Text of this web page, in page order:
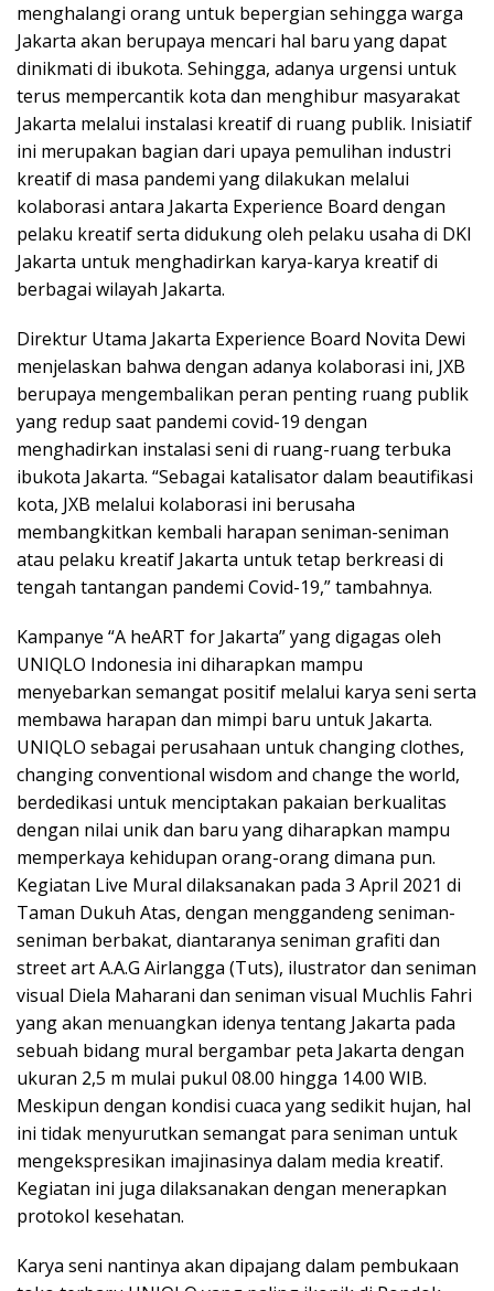
menghalangi orang untuk bepergian sehingga warga
Jakarta akan berupaya mencari hal baru yang dapat
dinikmati di ibukota. Sehingga, adanya urgensi untuk
terus mempercantik kota dan menghibur masyarakat
Jakarta melalui instalasi kreatif di ruang publik. Inisiatif
ini merupakan bagian dari upaya pemulihan industri
kreatif di masa pandemi yang dilakukan melalui
kolaborasi antara Jakarta Experience Board dengan
pelaku kreatif serta didukung oleh pelaku usaha di DKI
Jakarta untuk menghadirkan karya-karya kreatif di
berbagai wilayah Jakarta.
Direktur Utama Jakarta Experience Board Novita Dewi
menjelaskan bahwa dengan adanya kolaborasi ini, JXB
berupaya mengembalikan peran penting ruang publik
yang redup saat pandemi covid-19 dengan
menghadirkan instalasi seni di ruang-ruang terbuka
ibukota Jakarta. “Sebagai katalisator dalam beautifikasi
kota, JXB melalui kolaborasi ini berusaha
membangkitkan kembali harapan seniman-seniman
atau pelaku kreatif Jakarta untuk tetap berkreasi di
tengah tantangan pandemi Covid-19,” tambahnya.
Kampanye “A heART for Jakarta” yang digagas oleh
UNIQLO Indonesia ini diharapkan mampu
menyebarkan semangat positif melalui karya seni serta
membawa harapan dan mimpi baru untuk Jakarta.
UNIQLO sebagai perusahaan untuk changing clothes,
changing conventional wisdom and change the world,
berdedikasi untuk menciptakan pakaian berkualitas
dengan nilai unik dan baru yang diharapkan mampu
memperkaya kehidupan orang-orang dimana pun.
Kegiatan Live Mural dilaksanakan pada 3 April 2021 di
Taman Dukuh Atas, dengan menggandeng seniman-
seniman berbakat, diantaranya seniman grafiti dan
street art A.A.G Airlangga (Tuts), ilustrator dan seniman
visual Diela Maharani dan seniman visual Muchlis Fahri
yang akan menuangkan idenya tentang Jakarta pada
sebuah bidang mural bergambar peta Jakarta dengan
ukuran 2,5 m mulai pukul 08.00 hingga 14.00 WIB.
Meskipun dengan kondisi cuaca yang sedikit hujan, hal
ini tidak menyurutkan semangat para seniman untuk
mengekspresikan imajinasinya dalam media kreatif.
Kegiatan ini juga dilaksanakan dengan menerapkan
protokol kesehatan.
Karya seni nantinya akan dipajang dalam pembukaan